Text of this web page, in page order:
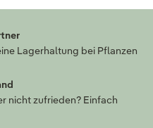
Lagerhaltung bei Pflanzen
nicht zufrieden? Einfach